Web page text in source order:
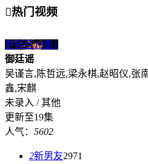
热门视频
更新至19集1
御廷谣
吴谨言,陈哲远,梁永棋,赵昭仪,张
鑫,宋麒
未录入 / 其他
更新至19集
人气： 5602
2新男友2971